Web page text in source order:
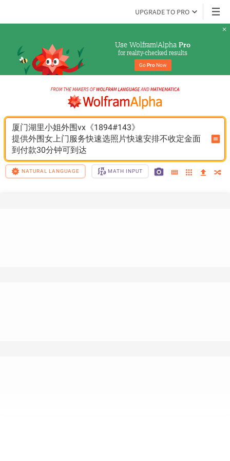
UPGRADE TO PRO
Use Wolfram|Alpha Pro
for reality-checked results
Go Pro Now
厦门湖里小姐外围vx《1894#143》
提供外围女上门服务快速选照片快速安排不收定金面
到付款30分钟可到达
NATURAL LANGUAGE MATH INPUT